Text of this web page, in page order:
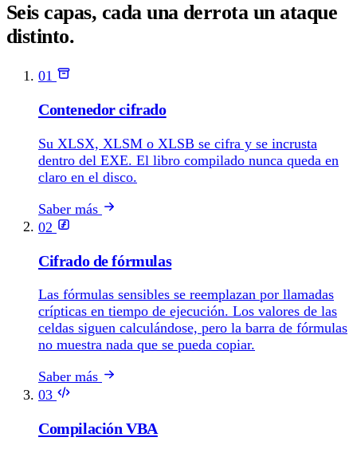
Seis capas, cada una derrota un ataque
distinto.
01
Contenedor cifrado
Su XLSX, XLSM o XLSB se cifra y se incrusta
dentro del EXE. El libro compilado nunca queda en
claro en el disco.
Saber más
02
Cifrado de fórmulas
Las fórmulas sensibles se reemplazan por llamadas
crípticas en tiempo de ejecución. Los valores de las
celdas siguen calculándose, pero la barra de fórmulas
no muestra nada que se pueda copiar.
Saber más
03
Compilación VBA